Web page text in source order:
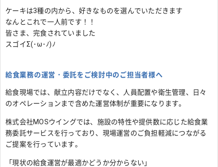
ケーキは3種の内から、好きなものを選んでいただきます
なんとこれで一人前です！！
皆さま、完食されていました
スゴイΣ(･ω･ﾉ)ﾉ
給食業務の運営・委託をご検討中のご担当者様へ
給食現場では、献立内容だけでなく、人員配置や衛生管理、日々
のオペレーションまで含めた運営体制が重要になります。
株式会社MOSウイングでは、施設の特性や提供数に応じた給食業
務委託サービスを行っており、現場運営のご負担軽減につながる
ご提案を行っています。
「現状の給食運営が最適かどうか分からない」